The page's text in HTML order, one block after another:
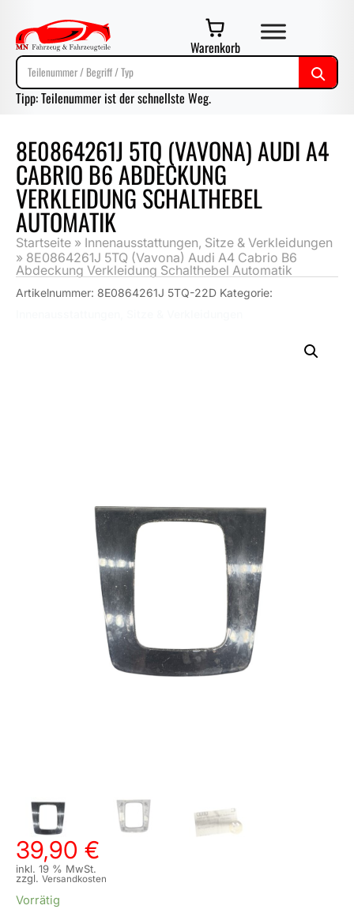
Warenkorb
Tipp: Teilenummer ist der schnellste Weg.
8E0864261J 5TQ (VAVONA) AUDI A4
CABRIO B6 ABDECKUNG
VERKLEIDUNG SCHALTHEBEL
AUTOMATIK
Startseite » Innenausstattungen, Sitze & Verkleidungen
» 8E0864261J 5TQ (Vavona) Audi A4 Cabrio B6
Abdeckung Verkleidung Schalthebel Automatik
Artikelnummer: 8E0864261J 5TQ-22D Kategorie:
39,90 €
inkl. 19 % MwSt.
zzgl. Versandkosten
Vorrätig